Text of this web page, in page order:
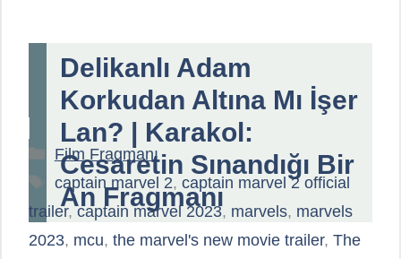
Delikanlı Adam
Korkudan Altına Mı İşer
Lan? | Karakol:
Cesaretin Sınandığı Bir
An Fragmanı
Kategoriler
Film Fragmanı
Etiketler
captain marvel 2, captain marvel 2 official
trailer,captain marvel 2023, marvels, marvels
2023, mcu, the marvel's new movie trailer, The